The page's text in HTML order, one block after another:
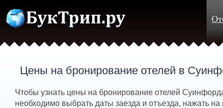
Цены на бронирование отелей в
Чтобы узнать цены на бронирование отелей
необходимо выбрать даты заезда и отъезда, нажать на